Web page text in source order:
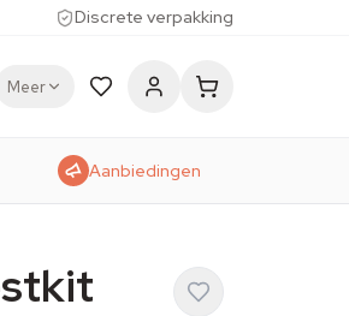
Discrete verpakking
Meer
Aanbiedingen